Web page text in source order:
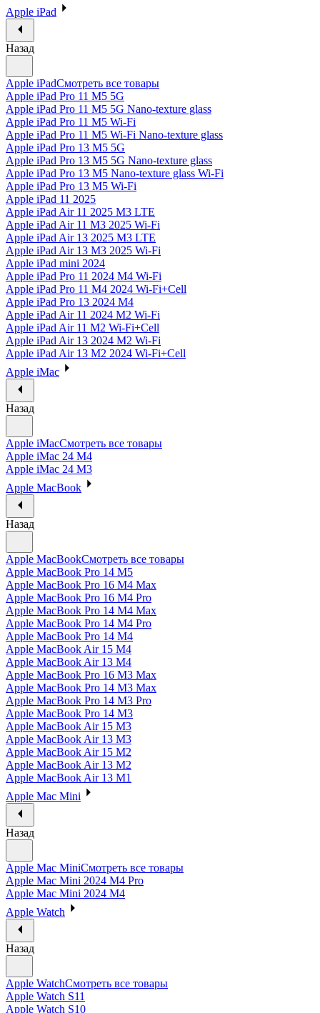
Apple iPad
Назад
Apple iPadСмотреть все товары
Apple iPad Pro 11 M5 5G
Apple iPad Pro 11 M5 5G Nano-texture glass
Apple iPad Pro 11 M5 Wi-Fi
Apple iPad Pro 11 M5 Wi-Fi Nano-texture glass
Apple iPad Pro 13 M5 5G
Apple iPad Pro 13 M5 5G Nano-texture glass
Apple iPad Pro 13 M5 Nano-texture glass Wi-Fi
Apple iPad Pro 13 M5 Wi-Fi
Apple iPad 11 2025
Apple iPad Air 11 2025 M3 LTE
Apple iPad Air 11 M3 2025 Wi-Fi
Apple iPad Air 13 2025 M3 LTE
Apple iPad Air 13 M3 2025 Wi-Fi
Apple iPad mini 2024
Apple iPad Pro 11 2024 M4 Wi-Fi
Apple iPad Pro 11 M4 2024 Wi-Fi+Cell
Apple iPad Pro 13 2024 M4
Apple iPad Air 11 2024 M2 Wi-Fi
Apple iPad Air 11 M2 Wi-Fi+Cell
Apple iPad Air 13 2024 M2 Wi-Fi
Apple iPad Air 13 M2 2024 Wi-Fi+Cell
Apple iMac
Назад
Apple iMacСмотреть все товары
Apple iMac 24 M4
Apple iMac 24 M3
Apple MacBook
Назад
Apple MacBookСмотреть все товары
Apple MacBook Pro 14 M5
Apple MacBook Pro 16 M4 Max
Apple MacBook Pro 16 M4 Pro
Apple MacBook Pro 14 M4 Max
Apple MacBook Pro 14 M4 Pro
Apple MacBook Pro 14 M4
Apple MacBook Air 15 M4
Apple MacBook Air 13 M4
Apple MacBook Pro 16 M3 Max
Apple MacBook Pro 14 M3 Max
Apple MacBook Pro 14 M3 Pro
Apple MacBook Pro 14 M3
Apple MacBook Air 15 M3
Apple MacBook Air 13 M3
Apple MacBook Air 15 M2
Apple MacBook Air 13 M2
Apple MacBook Air 13 M1
Apple Mac Mini
Назад
Apple Mac MiniСмотреть все товары
Apple Mac Mini 2024 M4 Pro
Apple Mac Mini 2024 M4
Apple Watch
Назад
Apple WatchСмотреть все товары
Apple Watch S11
Apple Watch S10